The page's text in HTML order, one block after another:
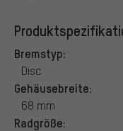
Bremstyp:
Disc
Gehäusebreite:
68 mm
Radgröße: